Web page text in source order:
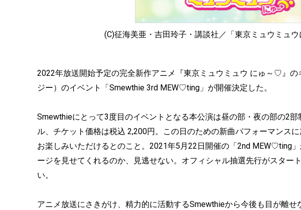
(C)征海美亜・吉田玲子・講談社／「東京ミュウミュ
2022年放送開始予定の完全新作アニメ『東京ミュウミュウ にゅ～♡』の
ジー）のイベント「Smewthie 3rd MEW♡ting」が開催決定した。
Smewthieにとって3度目のイベントとなる本公演は昼の部・夜の部の2
ル、チケット価格は税込 2,200円。この日のための新曲パフォーマンス
お楽しみいただけるとのこと。2021年5月22日開催の「2nd MEW♡ting
ージを見せてくれるのか、見逃せない。オフィシャル抽選先行がスター
い。
アニメ放送にさきがけ、精力的に活動するSmewthieから今後も目が離せ